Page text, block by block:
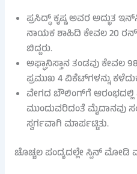
ಪ್ರಸಿದ್ಧ್ ಕೃಷ್ಣ ಅವರ ಅದ್ಭುತ
ನಾಯಕ ಶಾಹಿದಿ ಕೇವಲ 20
ಬಿದ್ದರು.
ಅಫ್ಘಾನಿಸ್ತಾನ ತಂಡವು ಕೇವಲ
ಪ್ರಮುಖ 4 ವಿಕೆಟ್‌ಗಳನ್ನು
ವೇಗದ ಬೌಲಿಂಗ್‌ಗೆ ಆರಂಭದಲ್ಲಿ
ಮುಂದುವರಿದಂತೆ ಮೈದಾನವು
ಸ್ವರ್ಗವಾಗಿ ಮಾರ್ಪಟ್ಟಿತು.
ಚೊಚ್ಚಲ ಪಂದ್ಯದಲ್ಲೇ ಸ್ಪಿನ್